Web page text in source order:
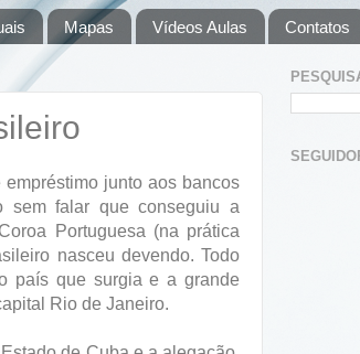
Mapas Vídeos Aulas Contatos
junto aos bancos
sem falar que conseguiu a
Portuguesa (na prática
nasceu devendo. Todo
país que surgia e a grande
Rio de Janeiro.